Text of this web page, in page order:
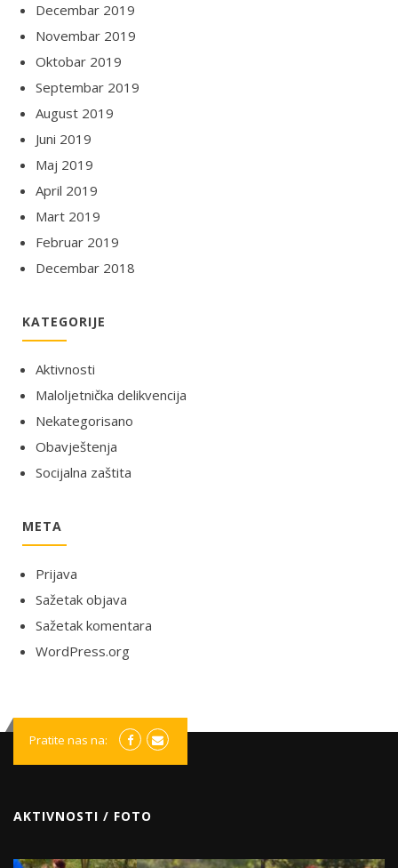
Decembar 2019
Novembar 2019
Oktobar 2019
Septembar 2019
August 2019
Juni 2019
Maj 2019
April 2019
Mart 2019
Februar 2019
Decembar 2018
KATEGORIJE
Aktivnosti
Maloljetnička delikvencija
Nekategorisano
Obavještenja
Socijalna zaštita
META
Prijava
Sažetak objava
Sažetak komentara
WordPress.org
Pratite nas na:
AKTIVNOSTI / FOTO